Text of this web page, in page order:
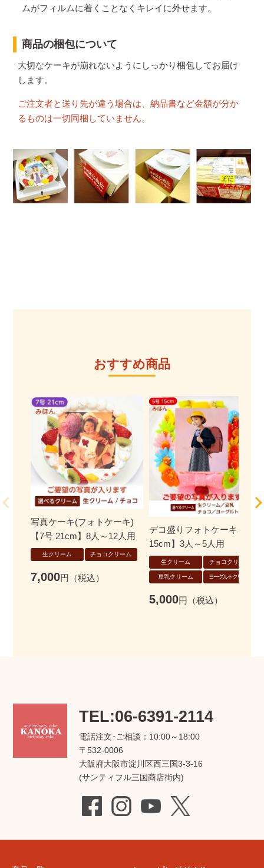
ムがフィルムに着くことなくキレイに外せます。
商品の梱包について
大切なケーキが崩れないようにしっかり梱包してお届け
します。
ご注文者と送り先が違う場合は、納品書など金額が分か
るものは一切同梱していません。
おすすめ商品
写真ケーキ(フォトケーキ)
【7号 21cm】8人～12人用
生クリーム チョコクリーム
7,000
デコ盛りフォトケーキ【5号
15cm】3人～5人用
生クリーム チョコクリーム
豆乳クリーム ヨーグルトクリーム
5,000
TEL:06-6391-2114
電話注文･ご相談：10:00～18:00
〒532-0006
大阪府大阪市淀川区西三国3-3-16
(サンティフル三国商店街内)